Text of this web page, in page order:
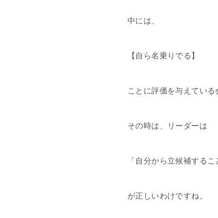
中には、
【自ら名乗りでる】
ことに評価を与えている
その時は、リーダーは
「自分から立候補するこ
が正しいわけですね。